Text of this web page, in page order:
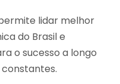
lidar melhor
do Brasil e
o sucesso a longo